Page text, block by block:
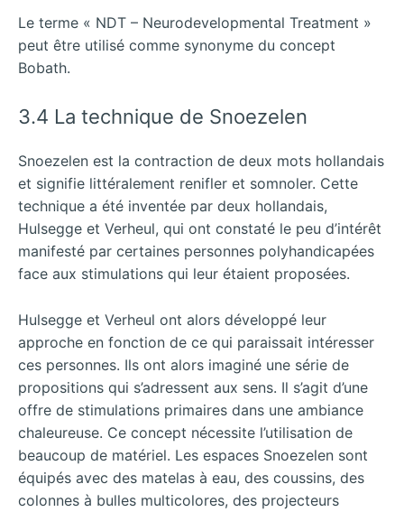
Le terme « NDT – Neurodevelopmental Treatment »
peut être utilisé comme synonyme du concept
Bobath.
3.4 La technique de Snoezelen
Snoezelen est la contraction de deux mots hollandais
et signifie littéralement renifler et somnoler. Cette
technique a été inventée par deux hollandais,
Hulsegge et Verheul, qui ont constaté le peu d’intérêt
manifesté par certaines personnes polyhandicapées
face aux stimulations qui leur étaient proposées.
Hulsegge et Verheul ont alors développé leur
approche en fonction de ce qui paraissait intéresser
ces personnes. Ils ont alors imaginé une série de
propositions qui s’adressent aux sens. Il s’agit d’une
offre de stimulations primaires dans une ambiance
chaleureuse. Ce concept nécessite l’utilisation de
beaucoup de matériel. Les espaces Snoezelen sont
équipés avec des matelas à eau, des coussins, des
colonnes à bulles multicolores, des projecteurs